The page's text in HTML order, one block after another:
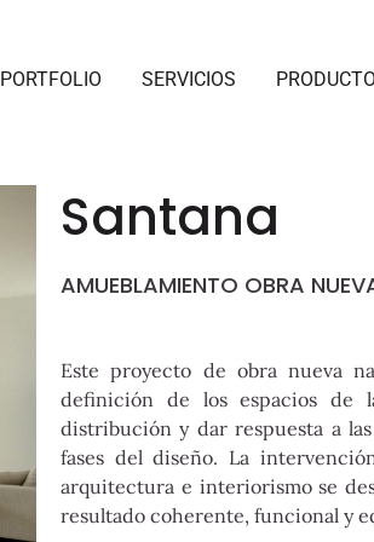
PORTFOLIO SERVICIOS
Santana
AMUEBLAMIENTO OBRA
Este proyecto de obra nueva
definición de los espacios de
distribución y dar respuesta a
fases del diseño. La
arquitectura e interiorismo se
resultado coherente, funcional y